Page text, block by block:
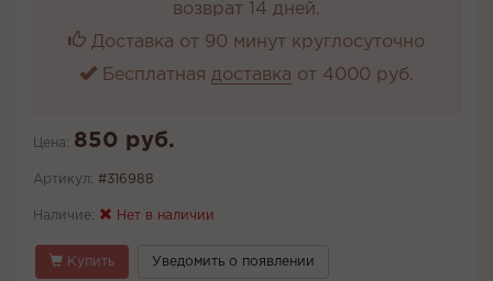
возврат 14 дней.
Доставка от 90 минут круглосуточно
Бесплатная доставка от 4000 руб.
Цена: 850 руб.
Артикул: #316988
Наличие: Нет в наличии
Купить Уведомить о появлении